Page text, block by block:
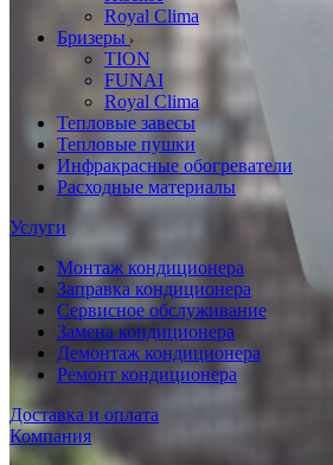
Royal Clima
Бризеры
TION
FUNAI
Royal Clima
Тепловые завесы
Тепловые пушки
Инфракрасные обогреватели
Расходные материалы
Услуги
Монтаж кондиционера
Заправка кондиционера
Сервисное обслуживание
Замена кондиционера
Демонтаж кондиционера
Ремонт кондиционера
Доставка и оплата
Компания